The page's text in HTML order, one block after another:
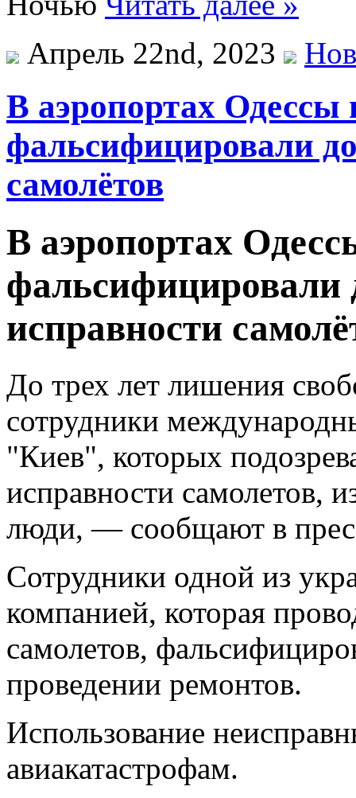
Апрель 22nd, 2023
В аэропортах Одессы
фальсифицировали
самолётов
В аэропортах
фальсифицировали
исправности
До трех лет лишения
сотрудники
"Киев", которых
исправности самолетов,
люди, — сообщают в
Сотрудники одной из
компанией, которая
самолетов,
проведении ремонтов.
Использование
авиакатастрофам.